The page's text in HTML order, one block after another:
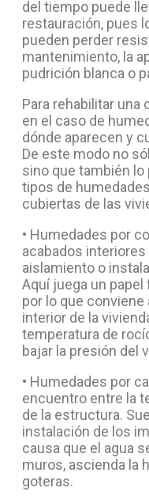
del tiempo puede
restauración, pues
pueden perder
mantenimiento, la
pudrición blanca o
Para rehabilitar una
en el caso de
dónde aparecen y
De este modo no
sino que también
tipos de
cubiertas de las
• Humedades por
acabados interiores
aislamiento o
Aquí juega un
por lo que conviene
interior de la
temperatura de
bajar la presión del
• Humedades por
encuentro entre la
de la estructura.
instalación de los
causa que el agua
muros, ascienda la
goteras.